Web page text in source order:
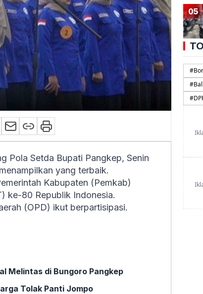
Pola Setda Bupati Pangkep, Senin
yang terbaik.
Kabupaten (Pemkab)
ke-80 Republik Indonesia.
(OPD) ikut berpartisipasi.
Melintas di Bungoro Pangkep
Tolak Panti Jompo
05
#
#
#